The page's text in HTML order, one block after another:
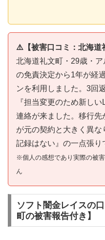
⚠️【被害口コミ：北海道
北海道礼文町・29歳・
の免責決定から1年が経
ンを利用しました。3回
『担当変更のため新し
連絡が来ました。移行
が元の契約と大きく異
記録はない』の一点張り
※個人の感想であり実際の被
ん
ソフト闇金レイスの
町の被害報告付き】